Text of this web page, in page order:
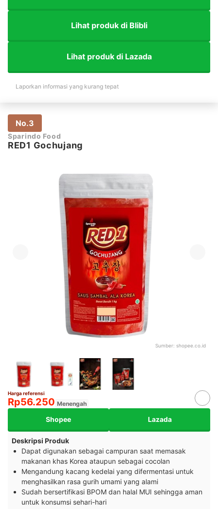
Lihat produk di Blibli
Lihat produk di Lazada
Laporkan informasi yang kurang tepat
No.3
Sparindo Food
RED1 Gochujang
Sumber: shopee.co.id
Harga referensi
Rp56.250 Menengah
Shopee Lazada
Deskripsi Produk
Dapat digunakan sebagai campuran saat memasak
makanan khas Korea ataupun sebagai cocolan
Mengandung kacang kedelai yang difermentasi untuk
menghasilkan rasa gurih umami yang alami
Sudah bersertifikasi BPOM dan halal MUI sehingga aman
untuk konsumsi sehari-hari